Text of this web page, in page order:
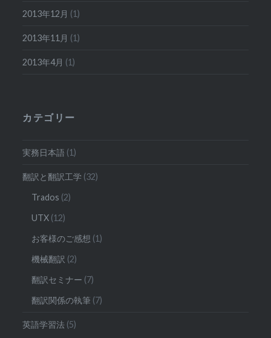
2013年12月 (1)
2013年11月 (1)
2013年4月 (1)
カテゴリー
実務日本語 (1)
翻訳と翻訳工学 (32)
Trados (2)
UTX (12)
お客様のご感想 (1)
機械翻訳 (2)
翻訳セミナー (7)
翻訳関係の執筆 (7)
英語学習法 (5)